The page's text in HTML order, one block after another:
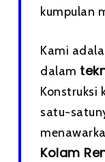
kumpulan
Kami
dalam
Konstruksi
satu-
Kolam